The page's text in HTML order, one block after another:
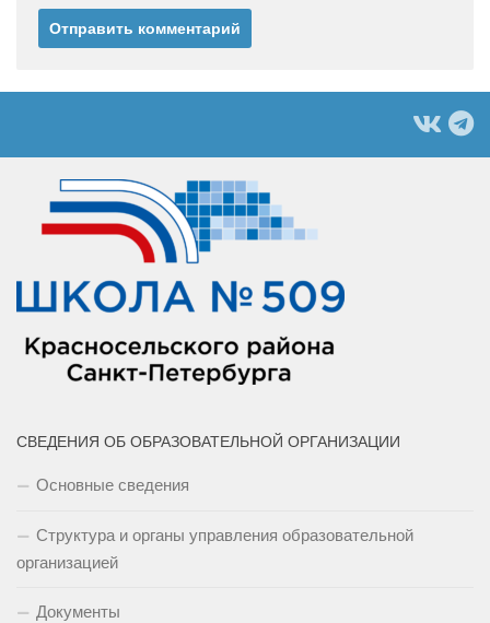
СВЕДЕНИЯ ОБ ОБРАЗОВАТЕЛЬНОЙ ОРГАНИЗАЦИИ
Основные сведения
Структура и органы управления образовательной
организацией
Документы